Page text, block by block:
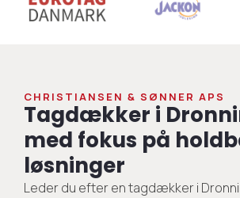
CHRISTIANSEN & SØNNER APS
Tagdækker i
med fokus på
løsninger
Leder du efter en tagdækker i